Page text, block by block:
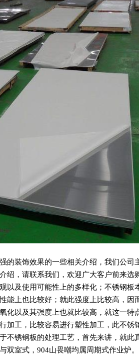
的装饰效果的一些相关介绍，我们公
绍，请联系我们，欢迎广大客户前来
以及使用可能性上的多样化；不锈钢
能上也比较好；就此强度上比较高，因
化以及其强度上也就比较高，就这一
加工，比较容易进行塑性加工，此不
不锈钢板的处理工艺，首先来讲，就
双室式，904山畏嘲均属周期式作业炉